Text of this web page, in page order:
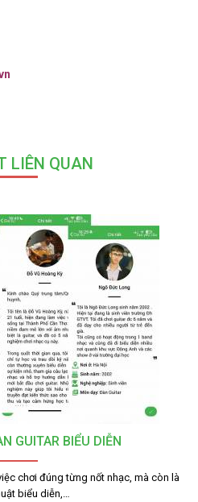
LIÊN QUAN
GUITAR BIỂU DIỄN
chơi đúng từng nốt nhạc, mà còn là
biểu diễn,…